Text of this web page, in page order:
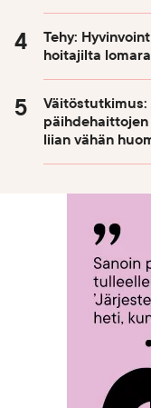
Tehy:
hoitajilta
liian vähän